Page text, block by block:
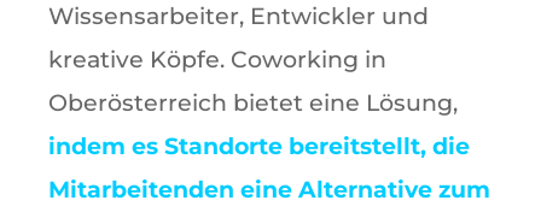
Wissensarbeiter, Entwickler und
kreative Köpfe. Coworking in
Oberösterreich bietet eine Lösung,
indem es Standorte bereitstellt, die
Mitarbeitenden eine Alternative zum